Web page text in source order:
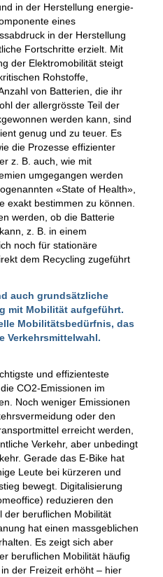
in der Herstellung energie-
eines
in der Herstellung
Fortschritte erzielt. Mit
der Elektromobilität steigt
Rohstoffe,
von Batterien, die ihr
der allergrösste Teil der
werden kann, sind
genug und zu teuer. Es
die Prozesse effizienter
z. B. auch, wie mit
umgegangen werden
«State of Health»,
exakt bestimmen zu können.
werden, ob die Batterie
z. B. in einem
noch für stationäre
dem Recycling zugeführt
auch grundsätzliche
mit Mobilität aufgeführt.
Mobilitätsbedürfnis, das
Verkehrsmittelwahl.
und effizienteste
CO2-Emissionen im
Noch weniger Emissionen
oder den
erreicht werden,
Verkehr, aber unbedingt
Gerade das E-Bike hat
Leute bei kürzeren und
bewegt. Digitalisierung
reduzieren den
der beruflichen Mobilität
hat einen massgeblichen
Es zeigt sich aber
beruflichen Mobilität häufig
der Freizeit erhöht – hier